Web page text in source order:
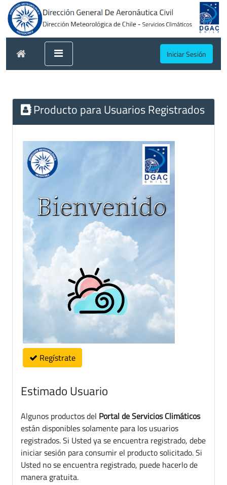
Iniciar Sesión
Producto para Usuarios Registrados
Regístrate
Estimado Usuario
Algunos productos del Portal de Servicios Climáticos
están disponibles solamente para los usuarios
registrados. Si Usted ya se encuentra registrado, debe
iniciar sesión para consumir el producto solicitado. Si
Usted no se encuentra registrado, puede hacerlo de
manera gratuita.